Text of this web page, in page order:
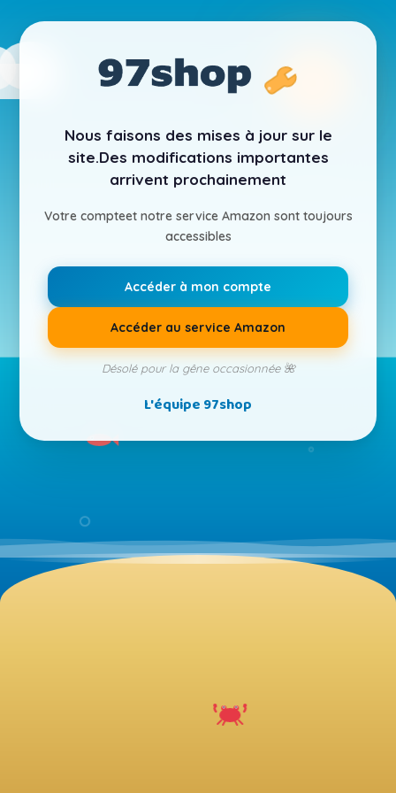
Nous faisons des mises à jour sur le
site.Des modifications importantes
arrivent prochainement
Votre compteet notre service Amazon sont toujours
accessibles
Accéder à mon compte
Accéder au service Amazon
Désolé pour la gêne occasionnée 🌺
L'équipe 97shop